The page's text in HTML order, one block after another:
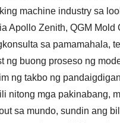
machine industry sa
Apollo Zenith, QGM
sa pamamahala,
ng buong proseso ng
ng takbo ng
nitong mga pakinabang,
sa mundo, sundin ang